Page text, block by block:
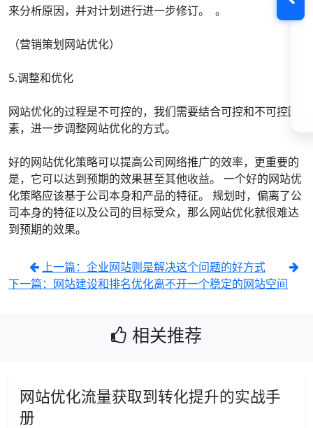
来分析原因，并对计划进行进一步修订。 。
（营销策划网站优化）
5.调整和优化
网站优化的过程是不可控的，我们需要结合可控和不可控因
素，进一步调整网站优化的方式。
好的网站优化策略可以提高公司网络推广的效率，更重要的
是，它可以达到预期的效果甚至其他收益。 一个好的网站优
化策略应该基于公司本身和产品的特征。 规划时，偏离了公
司本身的特征以及公司的目标受众，那么网站优化就很难达
到预期的效果。
上一篇：企业网站则是解决这个问题的好方式
下一篇：网站建设和排名优化离不开一个稳定的网站空间
相关推荐
网站优化流量获取到转化提升的实战手
册